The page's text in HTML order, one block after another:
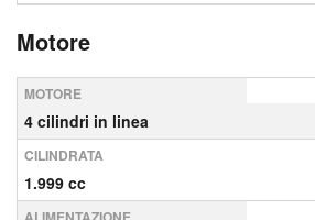
Motore
MOTORE
4 cilindri in linea
CILINDRATA
1.999 cc